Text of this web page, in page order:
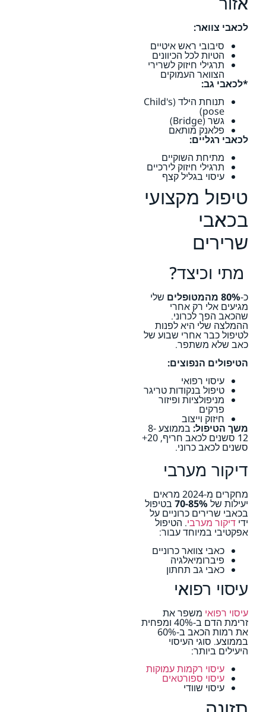
לכאבי צוואר:
סיבובי ראש איטיים
הטיות לכל הכיוונים
תרגילי חיזוק לשרירי
הצוואר העמוקים
*לכאבי גב:
תנוחת הילד (Child's
pose)
גשר (Bridge)
פלאנק מותאם
לכאבי רגליים:
מתיחת השוקיים
תרגילי חיזוק לירכיים
עיסוי בגליל קצף
טיפול מקצועי
בכאבי
שרירים
מתי וכיצד?
כ-80% מהמטופלים שלי
מגיעים אלי רק אחרי
שהכאב הפך לכרוני.
ההמלצה שלי היא לפנות
לטיפול כבר אחרי שבוע של
כאב שלא משתפר.
הטיפולים הנפוצים:
עיסוי רפואי
טיפול בנקודות טריגר
מניפולציות ופיזור
פרקים
חיזוק וייצוב
משך הטיפול: בממוצע 8-
12 סשנים לכאב חריף, 20+
סשנים לכאב כרוני.
דיקור מערבי
מחקרים מ-2024 מראים
יעילות של 70-85% בטיפול
בכאבי שרירים כרוניים על
ידי דיקור מערבי. הטיפול
אפקטיבי במיוחד עבור:
כאבי צוואר כרוניים
פיברומיאלגיה
כאבי גב תחתון
עיסוי רפואי
עיסוי רפואי משפר את
זרימת הדם ב-40% ומפחית
את רמות הכאב ב-60%
בממוצע. סוגי העיסוי
היעילים ביותר:
עיסוי רקמות עמוקות
עיסוי ספורטאים
עיסוי שוודי